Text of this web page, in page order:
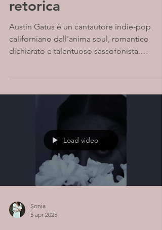
retorica
Austin Gatus è un cantautore indie-pop
californiano dall'anima soul, romantico
dichiarato e talentuoso sassofonista.
Load video
Sonia
5 apr 2025